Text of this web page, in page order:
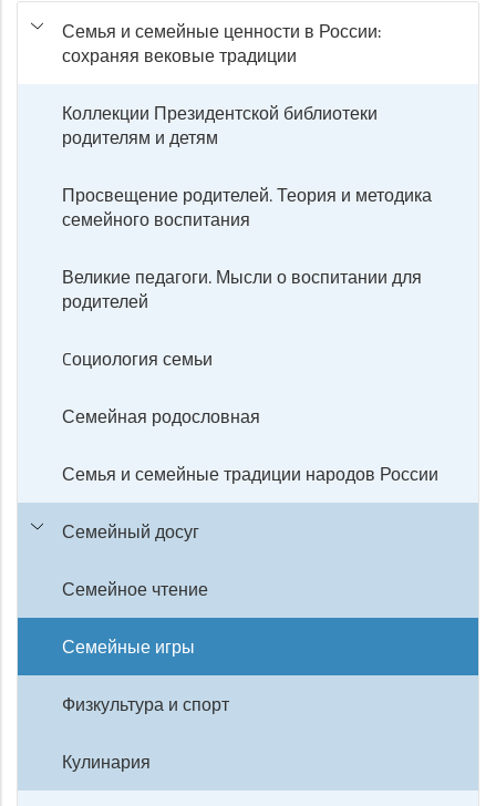
Семья и семейные ценности в России:
сохраняя вековые традиции
Коллекции Президентской библиотеки
родителям и детям
Просвещение родителей. Теория и методика
семейного воспитания
Великие педагоги. Мысли о воспитании для
родителей
Cоциология семьи
Семейная родословная
Семья и семейные традиции народов России
Семейный досуг
Семейное чтение
Семейные игры
Физкультура и спорт
Кулинария